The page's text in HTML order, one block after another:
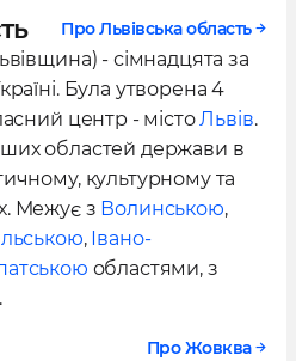
з цегли і каменю.
із вежами на кутах,
не тільки зовні, а
був добре захищений
Проте сучасний
давньому — «бракує»
скульптур, рову, що
метрів, та й сам
на 6–7 метрів.
Про Львівська область
- сімнадцята за
Була утворена 4
центр - містоЛьвів.
областей держави в
культурному та
Межує з Волинською,
, Івано-
областями, з
Про Жовква